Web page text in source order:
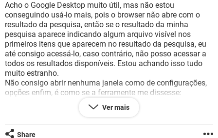
GUIA DE COMPRAS
INSTAGRAM GMAIL
GUIA DE COMPRAS
CELULAR FACEBOOK
OUTLOOK EXCEL
INSTAGRAM GMAIL
GUIA DE COMPRAS
Acho o Google Desktop muito útil, mas não estou
conseguindo usá-lo mais, pois o browser não abre com o
resultado da pesquisa, então se o resultado da minha
pesquisa aparece indicando algum arquivo visível nos
primeiros itens que aparecem no resultado da pesquisa, eu
até consigo acessá-lo, caso contrário, não posso acessar a
todos os resultados disponíveis. Estou achando isso tudo
muito estranho.
Não consigo abrir nenhuma janela como de configurações,
opções enfim, é como se a ferramente me dissesse:
"encontrei o que você quer mas não te mostro!!
Alguém já passou por isso?
Obrigada.
Ver mais
Share